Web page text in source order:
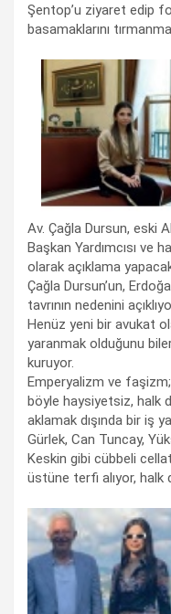
Şentop’u ziyaret edip
basamaklarını
Av. Çağla Dursun, eski
Başkan Yardımcısı ve
olarak açıklama
Çağla Dursun’un,
tavrının nedenini
Henüz yeni bir avukat
yaranmak olduğunu
kuruyor.
Emperyalizm ve
böyle haysiyetsiz, halk
aklamak dışında bir iş
Gürlek, Can Tuncay,
Keskin gibi cübbeli
üstüne terﬁ alıyor, halk